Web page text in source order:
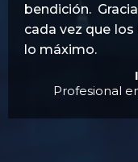
bendición.
cada vez que
lo máximo.
Profesional